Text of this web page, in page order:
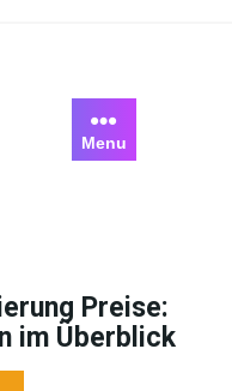
Menu
Preise:
im Überblick